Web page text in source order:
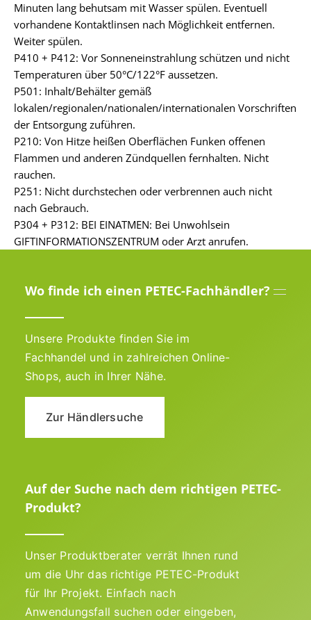
Minuten lang behutsam mit Wasser spülen. Eventuell
vorhandene Kontaktlinsen nach Möglichkeit entfernen.
Weiter spülen.
P410 + P412: Vor Sonneneinstrahlung schützen und nicht
Temperaturen über 50°C/122°F aussetzen.
P501: Inhalt/Behälter gemäß
lokalen/regionalen/nationalen/internationalen Vorschriften
der Entsorgung zuführen.
P210: Von Hitze heißen Oberflächen Funken offenen
Flammen und anderen Zündquellen fernhalten. Nicht
rauchen.
P251: Nicht durchstechen oder verbrennen auch nicht
nach Gebrauch.
P304 + P312: BEI EINATMEN: Bei Unwohlsein
GIFTINFORMATIONSZENTRUM oder Arzt anrufen.
Wo finde ich einen PETEC-Fachhändler?
Unsere Produkte finden Sie im
Fachhandel und in zahlreichen Online-
Shops, auch in Ihrer Nähe.
Zur Händlersuche
Auf der Suche nach dem richtigen PETEC-
Produkt?
Unser Produktberater verrät Ihnen rund
um die Uhr das richtige PETEC-Produkt
für Ihr Projekt. Einfach nach
Anwendungsfall suchen oder eingeben,